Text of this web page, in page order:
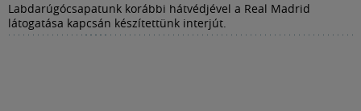
Labdarúgócsapatunk korábbi hátvédjével a Real Madrid
látogatása kapcsán készítettünk interjút.